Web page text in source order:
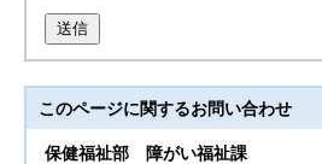
送信
このページに関するお問い合わせ
保健福祉部
障がい福祉課